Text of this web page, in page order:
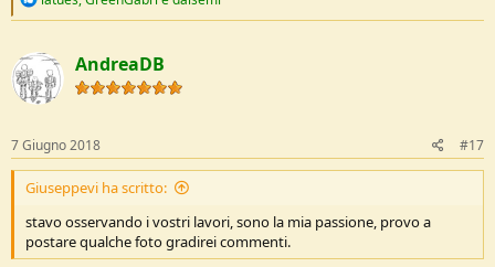
Rifacendolo lo farei un po' più spesso, almeno 2 mm. L'ulivo è molto
lungo andare si potrebbe rompere perché è molto sottile. Inoltre lo
levigherei meglio con carta abrasiva a grana molto fine.
c
i
o
s
:
AndreaDB
7 Giugno 2018 #17
Giuseppevi ha scritto:
stavo osservando i vostri lavori, sono la mia passione, provo a
postare qualche foto gradirei commenti.